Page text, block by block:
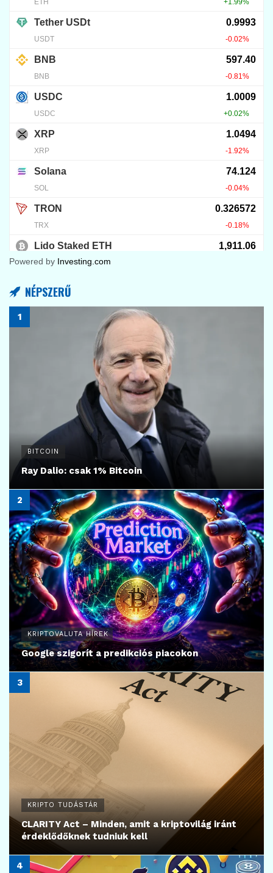
Powered by Investing.com
NÉPSZERŰ
BITCOIN
Ray Dalio: csak 1% Bitcoin
KRIPTOVALUTA HÍREK
Google szigorít a predikciós piacokon
KRIPTO TUDÁSTÁR
CLARITY Act – Minden, amit a kriptovilág iránt
érdeklődőknek tudniuk kell